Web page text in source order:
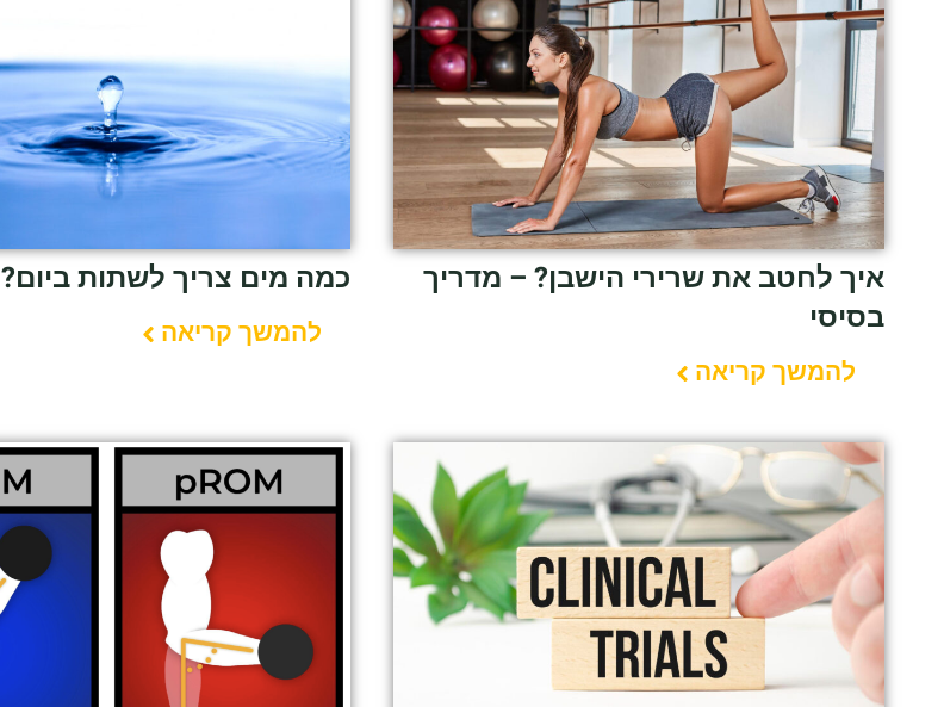
איך לחטב את שרירי הישבן? – מדריך
בסיסי
להמשך קריאה
כמה מים צריך לשתות ביום?
להמשך קריאה